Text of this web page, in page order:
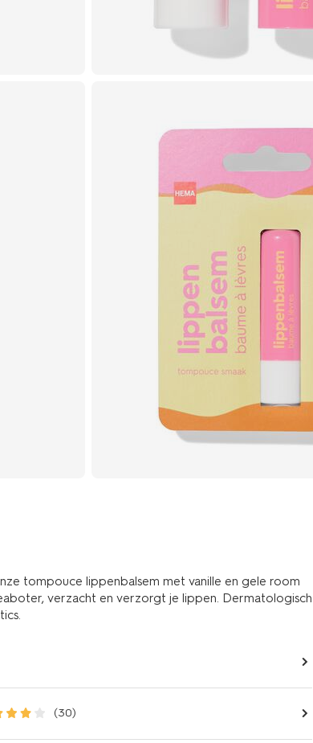
tompouce lippenbalsem met vanille en gele room
verzacht en verzorgt je lippen. Dermatologisch
(30)